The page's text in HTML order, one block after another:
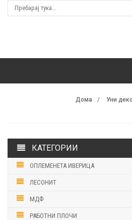
Дома Уни
КАТЕГОРИИ
ОПЛЕМЕНЕТА ИВЕРИЦА
ЛЕСОНИТ
МДФ
РАБОТНИ ПЛОЧИ